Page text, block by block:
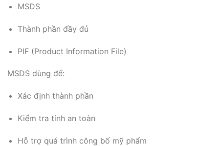
MSDS
Thành phần đầy đủ
PIF (Product Information File)
MSDS dùng để:
Xác định thành phần
Kiểm tra tính an toàn
Hỗ trợ quá trình công bố mỹ phẩm